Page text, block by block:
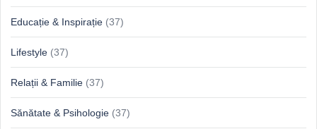
Educație & Inspirație (37)
Lifestyle (37)
Relații & Familie (37)
Sănătate & Psihologie (37)